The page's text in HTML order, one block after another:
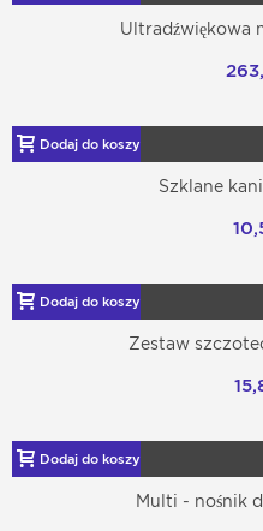
Ultradźwiękowa
Dodaj do koszyka
Szklane
Dodaj do koszyka
Zestaw
Dodaj do koszyka
Multi - nośnik